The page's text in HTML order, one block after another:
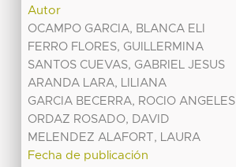
Autor
OCAMPO GARCIA, BLANCA ELI
FERRO FLORES, GUILLERMINA
SANTOS CUEVAS, GABRIEL JESUS
ARANDA LARA, LILIANA
GARCIA BECERRA, ROCIO ANGELES
ORDAZ ROSADO, DAVID
MELENDEZ ALAFORT, LAURA
Fecha de publicación